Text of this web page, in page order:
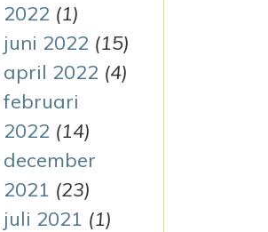
2022 (1)
juni 2022 (15)
april 2022 (4)
februari
2022 (14)
december
2021 (23)
juli 2021 (1)